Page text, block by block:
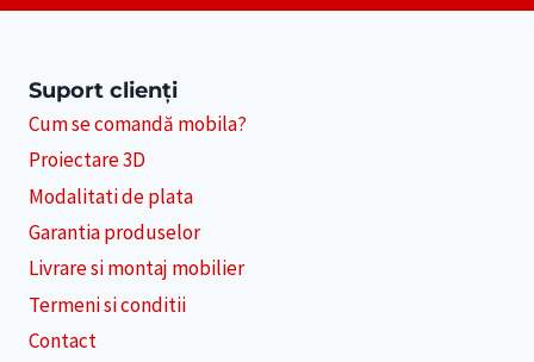
Suport clienți
Cum se comandă mobila?
Proiectare 3D
Modalitati de plata
Garantia produselor
Livrare si montaj mobilier
Termeni si conditii
Contact